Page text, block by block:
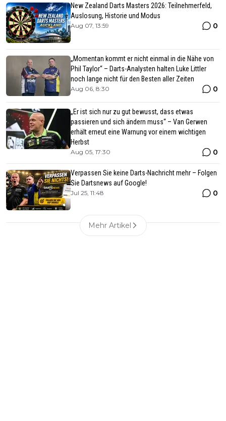
New Zealand Darts Masters 2026: Teilnehmerfeld,
Auslosung, Historie und Modus
Aug 07, 13:59 0
„Momentan kommt er nicht einmal in die Nähe von
Phil Taylor“ – Darts-Analysten halten Luke Littler
noch lange nicht für den Besten aller Zeiten
Aug 06, 8:30 0
„Er ist sich nur zu gut bewusst, dass etwas
passieren und sich ändern muss“ – Van Gerwen
erhält erneut eine Warnung vor einem wichtigen
Herbst
Aug 05, 17:30 0
Verpassen Sie keine Darts-Nachricht mehr – Folgen
Sie Dartsnews auf Google!
Jul 25, 11:48 0
Mehr Artikel